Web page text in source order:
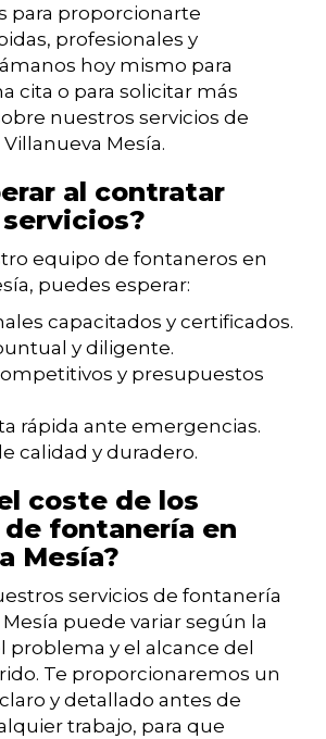
para proporcionarte
profesionales y
hoy mismo para
cita o para solicitar más
nuestros servicios de
Mesía.
al contratar
equipo de fontaneros en
puedes esperar:
capacitados y certificados.
y diligente.
y presupuestos
rápida ante emergencias.
calidad y duradero.
coste de los
fontanería en
Mesía?
servicios de fontanería
puede variar según la
problema y el alcance del
Te proporcionaremos un
y detallado antes de
trabajo, para que